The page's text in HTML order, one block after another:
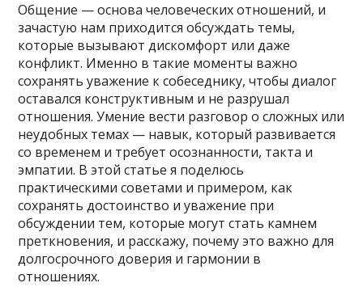
Общение — основа человеческих отношений, и
зачастую нам приходится обсуждать темы,
которые вызывают дискомфорт или даже
конфликт. Именно в такие моменты важно
сохранять уважение к собеседнику, чтобы диалог
оставался конструктивным и не разрушал
отношения. Умение вести разговор о сложных или
неудобных темах — навык, который развивается
со временем и требует осознанности, такта и
эмпатии. В этой статье я поделюсь
практическими советами и примером, как
сохранять достоинство и уважение при
обсуждении тем, которые могут стать камнем
преткновения, и расскажу, почему это важно для
долгосрочного доверия и гармонии в
отношениях.